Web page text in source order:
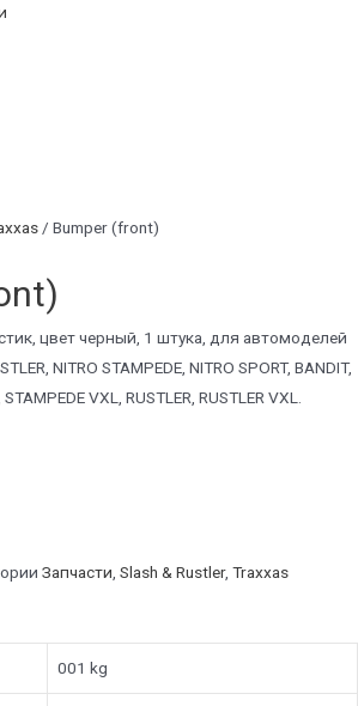
/ Bumper (front)
цвет черный, 1 штука, для автомоделей
NITRO STAMPEDE, NITRO SPORT, BANDIT,
VXL, RUSTLER, RUSTLER VXL.
Запчасти, Slash & Rustler, Traxxas
001 kg